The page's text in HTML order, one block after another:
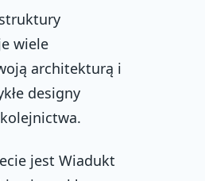
wiele
architekturą i
designy
jest Wiadukt